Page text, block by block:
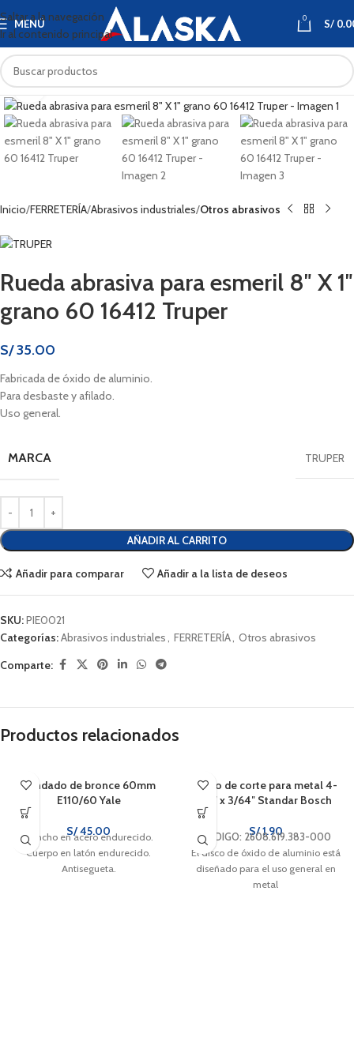
Saltar a la navegación
Ir al contenido principal
MENÚ 0 S/
Haga clic para ampliar
Inicio FERRETERÍA Abrasivos industriales Otros abrasivos
Rueda abrasiva para esmeril 8″ X 1″
grano 60 16412 Truper
S/35.00
Fabricada de óxido de aluminio.
Para desbaste y afilado.
Uso general.
MARCA TRUPER
AÑADIR AL CARRITO
Añadir para comparar Añadir a la lista de deseos
SKU:PIE0021
Categorías:Abrasivos industriales, FERRETERÍA, Otros abrasivos
Comparte:
Productos relacionados
Candado de bronce 60mm
E110/60 Yale
S/45.00
Gancho en acero endurecido.
Cuerpo en latón endurecido.
Antisegueta.
Disco de corte para metal 4-
1/2″ x 3/64″ Standar Bosch
S/1.90
CÓDIGO: 2608.619.383-000
El disco de óxido de aluminio está
diseñado para el uso general en
metal